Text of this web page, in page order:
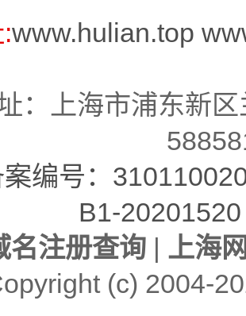
www.hulian.top
：上海市浦东新
编号：
B1-20201520
名注册查询| 上海
(c) 2004-